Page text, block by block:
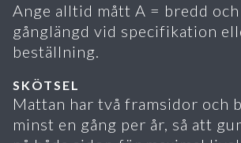
Ange alltid mått A = bredd och
gånglängd vid specifikation
beställning.
SKÖTSEL
Mattan har två framsidor och
minst en gång per år, så att